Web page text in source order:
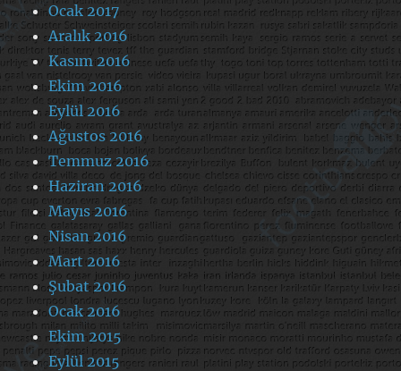
Ocak 2017
Aralık 2016
Kasım 2016
Ekim 2016
Eylül 2016
Ağustos 2016
Temmuz 2016
Haziran 2016
Mayıs 2016
Nisan 2016
Mart 2016
Şubat 2016
Ocak 2016
Ekim 2015
Eylül 2015